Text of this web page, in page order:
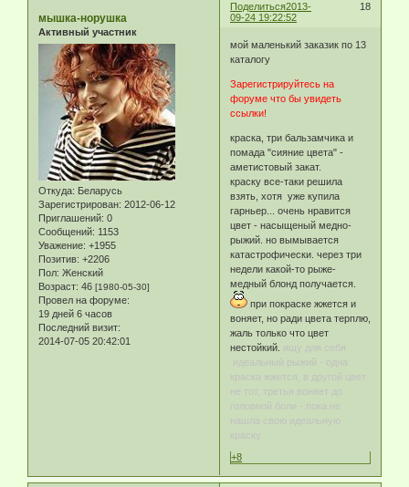
Поделиться 18
2013-
09-24 19:22:52
мышка-норушка
Активный участник
Откуда: Беларусь
Зарегистрирован: 2012-06-12
Приглашений: 0
Сообщений: 1153
Уважение: +1955
Позитив: +2206
Пол: Женский
Возраст: 46 [1980-05-30]
Провел на форуме:
19 дней 6 часов
Последний визит:
2014-07-05 20:42:01
мой маленький заказик по 13
каталогу
Зарегистрируйтесь на
форуме что бы увидеть
ссылки!
краска, три бальзамчика и
помада "сияние цвета" -
аметистовый закат.
краску все-таки решила
взять, хотя уже купила
гарньер... очень нравится
цвет - насыщеный медно-
рыжий. но вымывается
катастрофически. через три
недели какой-то рыже-
медный блонд получается.
при покраске жжется и
воняет, но ради цвета терплю,
жаль только что цвет
нестойкий. ищу для себя
идеальный рыжий - одна
краска жжется, в другой цвет
не тот, третья воняет до
головной боли - пока не
нашла свою идеальную
краску.
+8